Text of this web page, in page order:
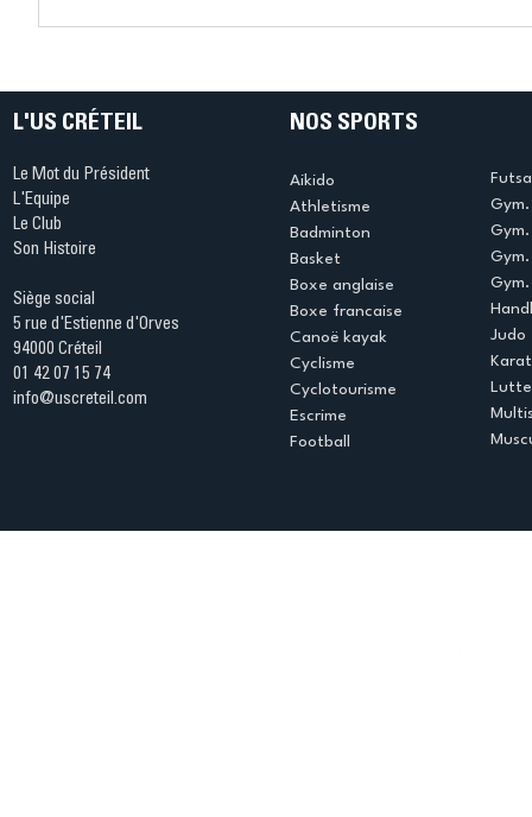
L'US CRÉTEIL
Le Mot du Président
L'Equipe
Le Club
Son Histoire
Siège social
5 rue d'Estienne d'Orves
94000 Créteil
01 42 07 15 74
info@uscreteil.com
NOS SPORTS
Aikido
Athletisme
Badminton
Basket
Boxe anglaise
Boxe francaise
Canoë kayak
Cyclisme
Cyclotourisme
Escrime
Football
Judo
Lutte